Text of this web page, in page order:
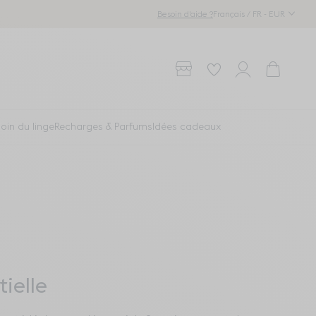
Besoin d'aide ?Français / FR - EUR
Points de vente
WishlistComptePanier
du linge Recharges & Parfums Idées cadeaux